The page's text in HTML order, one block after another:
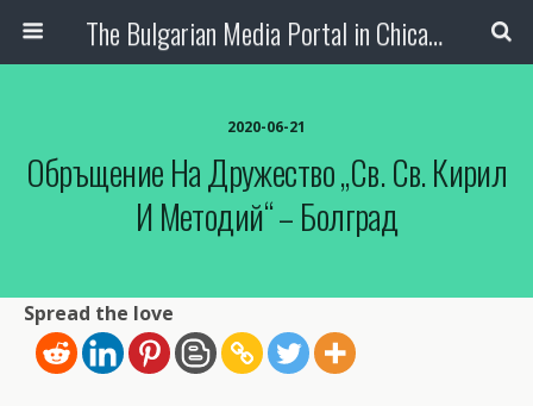
The Bulgarian Media Portal in Chicago
2020-06-21
Обръщение На Дружество „Св. Св. Кирил
И Методий“ – Болград
Spread the love